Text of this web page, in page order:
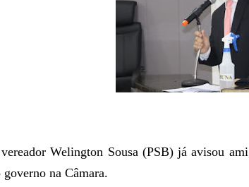
Welington Sousa (PSB) já avisou
governo na Câmara.